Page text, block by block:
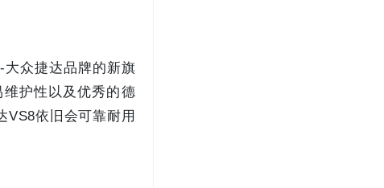
众捷达品牌的新旗
护性以及优秀的德
VS8依旧会可靠耐用